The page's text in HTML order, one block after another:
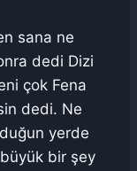
sana ne
dedi Dizi
çok Fena
dedi. Ne
yerde
bir şey